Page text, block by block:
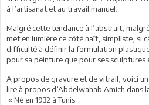
à l’artisanat et au travail manuel.
Malgré cette tendance à l’abstrait,
met en lumière ce côté naïf, simpliste, si
difficulté à définir la formulation
pour sa peinture que pour ses sculptures
A propos de gravure et de vitrail, voici
lire à propos d’Abdelwahab Amich dans
« Né en 1932 à Tunis.